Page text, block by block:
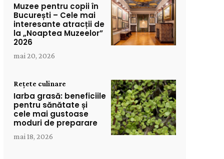
Muzee pentru copii în
București – Cele mai
interesante atracții de
la „Noaptea Muzeelor”
2026
mai 20, 2026
Rețete culinare
Iarba grasă: beneficiile
pentru sănătate și
cele mai gustoase
moduri de preparare
mai 18, 2026